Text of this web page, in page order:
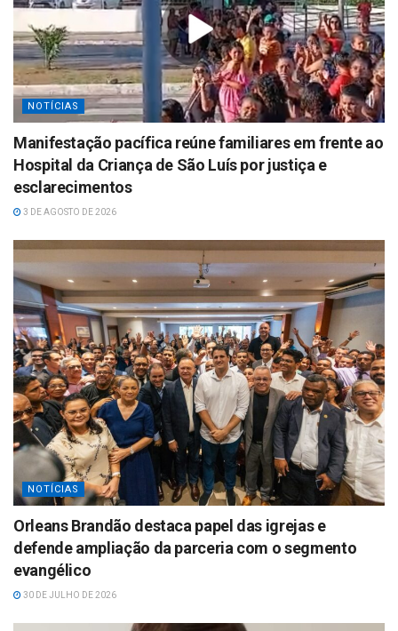
NOTÍCIAS
Manifestação pacífica reúne familiares em frente ao
Hospital da Criança de São Luís por justiça e
esclarecimentos
3 DE AGOSTO DE 2026
NOTÍCIAS
Orleans Brandão destaca papel das igrejas e
defende ampliação da parceria com o segmento
evangélico
30 DE JULHO DE 2026